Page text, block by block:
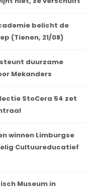
belicht de
(Tienen, 21/08)
duurzame
Mekanders
StoCera 54 zet
winnen Limburgse
Cultuureducatief
Museum in